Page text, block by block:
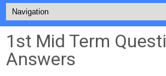
1st Mid Term
Answers